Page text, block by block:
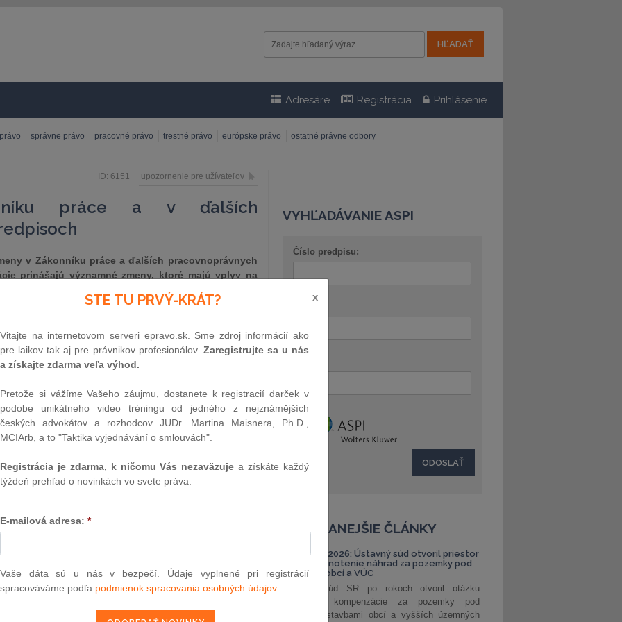
Adresáre Registrácia Prihlásenie
správne právo pracovné právo trestné právo európske právo ostatné právne odbory
ID: 6151 upozornenie pre užívateľov
práce a v ďalších
v Zákonníku práce a ďalších pracovnoprávnych
prinášajú významné zmeny, ktoré majú vplyv na
zamestnávateľov. Čitateľovi poskytuje prehľad
dovolenky, pracovného času, zamestnávania
dôsledky týchto zmien na každodennú
na ich uplatňovanie, ktorý môže pomôcť lepšie
práva.
už po štvrtý krát.
so zlepšením stavu verejných financiís účinnosťou od
republiky -1. septembersíce ponechala ako štátny
deň pracovného pokoja a tento deň nie je ani
(podobne je takýmto dňom 28. október – Deň vzniku
štátu, ktorý je tiež štátnym sviatkom, ale nie je dňom
Zákonníka práce). To znamená, že od 01.01.2024 sa
pracovný deň samozrejme ak nepripadne na deň, na
zamestnanca v týždni (napr. sobota, nedeľa)
prácu v tento deň mzdové zvýhodnenie za prácu vo
z ustanovenia Zákonníka práce zakazujúceho
alebo dohodnúť so zamestnancom prácu, ktorou je
vrátane s ním súvisiacich prác (tzv. maloobchodný
na nedeľu, ak bude zamestnanec v tento deň
za prácu v nedeľu, ale nie za sviatok.
Z. z. o premenách obchodných
VYHĽADÁVANIE ASPI
Číslo predpisu:
NAJČÍTANEJŠIE ČLÁNKY
PLz. ÚS 1/2026: Ústavný súd otvoril priestor
na prehodnotenie náhrad za pozemky pod
stavbami obcí a VÚC
Ústavný súd SR po rokoch otvoril otázku
primeranej kompenzácie za pozemky pod
verejnými stavbami obcí a vyšších územných
STE TU PRVÝ-KRÁT? x
Vitajte na internetovom serveri epravo.sk. Sme zdroj informácií ako
pre laikov tak aj pre právnikov profesionálov. Zaregistrujte sa u nás
a získajte zdarma veľa výhod.
Pretože si vážíme Vašeho záujmu, dostanete k registracií darček v
podobe unikátneho video tréningu od jedného z nejznámějších
českých advokátov a rozhodcov JUDr. Martina Maisnera, Ph.D.,
MCIArb, a to "Taktika vyjednávání o smlouvách".
Registrácia je zdarma, k ničomu Vás nezaväzuje a získáte každý
týždeň prehľad o novinkách vo svete práva.
E-mailová adresa: *
Vaše dáta sú u nás v bezpečí. Údaje vyplnené pri registrácií
spracováváme podľa podmienok spracovania osobných údajov